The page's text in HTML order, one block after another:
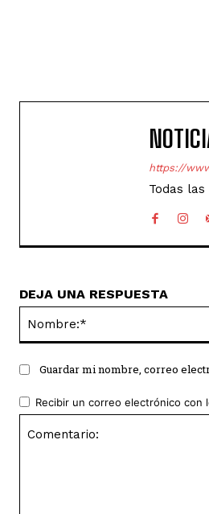
https://
Todas
DEJA UNA RESPUESTA
Guardar mi nombre, correo
Recibir un correo electrónico con